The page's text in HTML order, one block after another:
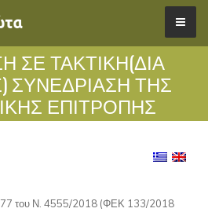
ΣΕ ΤΑΚΤΙΚΗ(ΔΙΑ
ΣΥΝΕΔΡΙΑΣΗ ΤΗΣ
ΕΠΙΤΡΟΠΗΣ
77 του Ν. 4555/2018 (ΦΕΚ 133/2018